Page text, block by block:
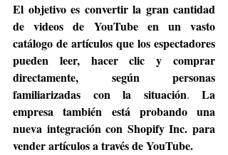
El objetivo es convertir la gran cantidad
de videos de YouTube en un vasto
catálogo de artículos que los espectadores
pueden leer, hacer clic y comprar
directamente, según personas
familiarizadas con la situación. La
empresa también está probando una
nueva integración con Shopify Inc. para
vender artículos a través de YouTube.